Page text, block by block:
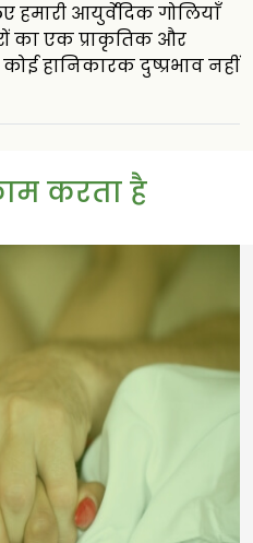
आयुर्वेदिक गोलियाँ
का एक प्राकृतिक और
हानिकारक दुष्प्रभाव नहीं
करता है